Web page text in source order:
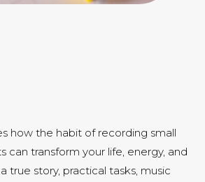
how the habit of recording small
can transform your life, energy, and
true story, practical tasks, music